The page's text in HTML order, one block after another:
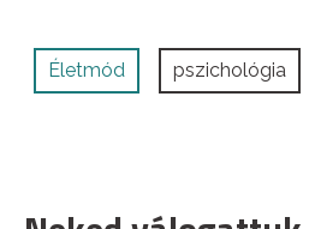
Életmód pszichológia